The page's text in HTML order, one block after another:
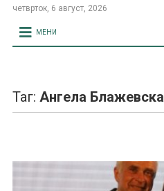
четврток, 6 август, 2026
МЕНИ
Таг: Ангела Блажевска